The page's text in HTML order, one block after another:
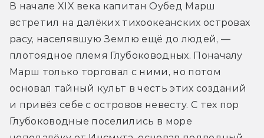
В начале XIX века капитан Оубед Марш
встретил на далёких тихоокеанских островах
расу, населявшую Землю ещё до людей, —
плотоядное племя Глубоководных. Поначалу
Марш только торговал с ними, но потом
основал тайный культ в честь этих созданий
и привёз себе с островов невесту. С тех пор
Глубоководные поселились в море